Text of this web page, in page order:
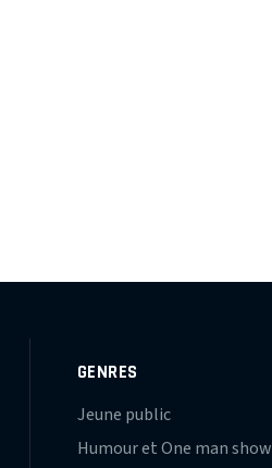
GENRES
Jeune public
Humour et One man show